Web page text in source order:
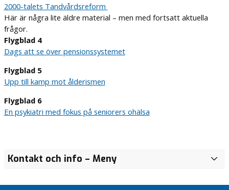
2000-talets Tandvårdsreform
Här är några lite äldre material – men med fortsatt aktuella
frågor.
Flygblad 4
Dags att se över pensionssystemet
Flygblad 5
Upp till kamp mot ålderismen
Flygblad 6
En psykiatri med fokus på seniorers ohälsa
Kontakt och info – Meny
S TTPA